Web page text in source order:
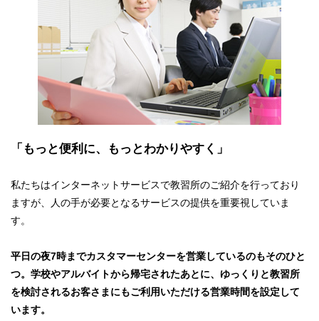
「もっと便利に、もっとわかりやすく」
私たちはインターネットサービスで教習所のご紹介を行っており
ますが、人の手が必要となるサービスの提供を重要視していま
す。
平日の夜7時までカスタマーセンターを営業しているのもそのひと
つ。学校やアルバイトから帰宅されたあとに、ゆっくりと教習所
を検討されるお客さまにもご利用いただける営業時間を設定して
います。